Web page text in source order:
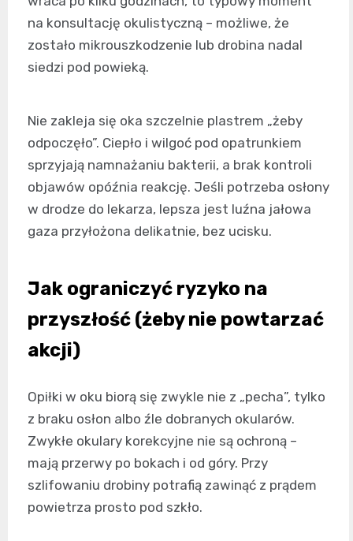
na konsultację okulistyczną – możliwe, że
zostało mikrouszkodzenie lub drobina nadal
siedzi pod powieką.
Nie zakleja się oka szczelnie plastrem „żeby
odpoczęło”. Ciepło i wilgoć pod opatrunkiem
sprzyjają namnażaniu bakterii, a brak kontroli
objawów opóźnia reakcję. Jeśli potrzeba osłony
w drodze do lekarza, lepsza jest luźna jałowa
gaza przyłożona delikatnie, bez ucisku.
Jak ograniczyć ryzyko na
przyszłość (żeby nie powtarzać
akcji)
Opiłki w oku biorą się zwykle nie z „pecha”, tylko
z braku osłon albo źle dobranych okularów.
Zwykłe okulary korekcyjne nie są ochroną –
mają przerwy po bokach i od góry. Przy
szlifowaniu drobiny potrafią zawinąć z prądem
powietrza prosto pod szkło.